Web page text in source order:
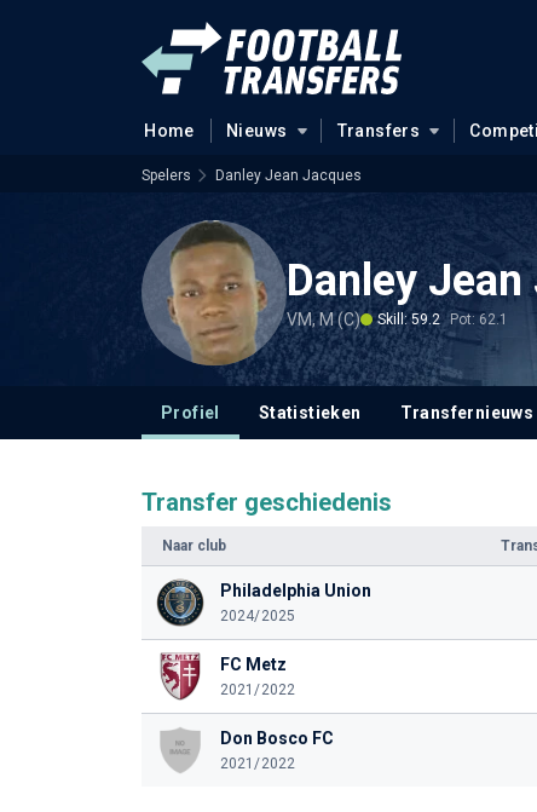
Home Nieuws Transfers
Spelers Danley Jean Jacques
Danley
VM, M (C) Skill: 59.2 Pot: 62.1
Profiel Statistieken Transfernieuws
Transfer geschiedenis
Naar club
Philadelphia Union
2024/2025
FC Metz
2021/2022
Don Bosco FC
2021/2022